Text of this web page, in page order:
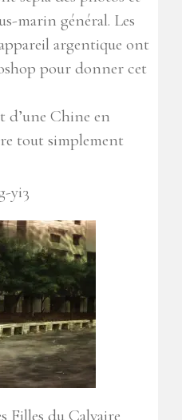
marin général. Les
argentique ont
pour donner cet
d’une Chine en
tout simplement
Filles du Calvaire